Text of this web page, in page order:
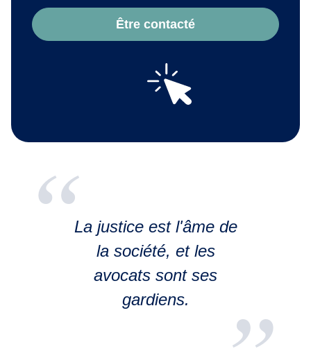
Être contacté
La justice est l'âme de
la société, et les
avocats sont ses
gardiens.